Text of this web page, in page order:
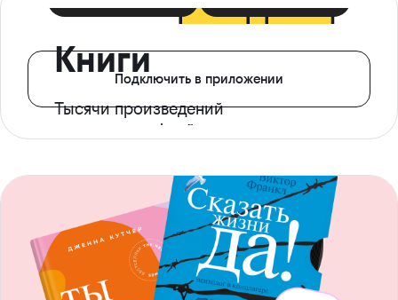
Книги
Тысячи произведений
с доступом офлайн
Подключить в приложении